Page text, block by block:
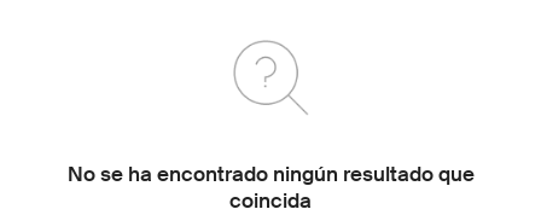
No se ha encontrado ningún resultado que
coincida